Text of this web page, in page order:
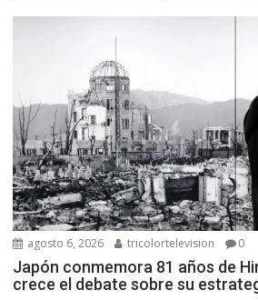
agosto 6, 2026 tricolortelevision 0
Japón conmemora 81 años de
crece el debate sobre su